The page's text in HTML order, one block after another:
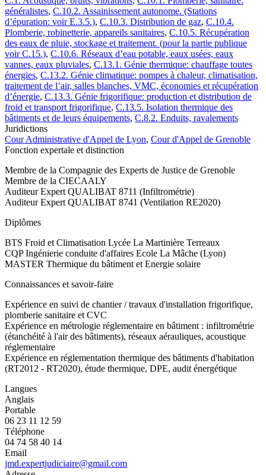
généralistes, C.10.2. Assainissement autonome. (Stations
d’épuration: voir E.3.5.), C.10.3. Distribution de gaz, C.10.4.
Plomberie, robinetterie, appareils sanitaires, C.10.5. Récupération
des eaux de pluie, stockage et traitement. (pour la partie publique
voir C.15.), C.10.6. Réseaux d’eau potable, eaux usées, eaux
vannes, eaux pluviales, C.13.1. Génie thermique: chauffage toutes
énergies, C.13.2. Génie climatique: pompes à chaleur, climatisation,
traitement de l’air, salles blanches, VMC, économies et récupération
d’énergie, C.13.3. Génie frigorifique: production et distribution de
froid et transport frigorifique, C.13.5. Isolation thermique des
bâtiments et de leurs équipements, C.8.2. Enduits, ravalements
Juridictions
Cour Administrative d'Appel de Lyon, Cour d'Appel de Grenoble
Fonction expertale et distinction
Membre de la Compagnie des Experts de Justice de Grenoble
Membre de la CIECAALY
Auditeur Expert QUALIBAT 8711 (Infiltrométrie)
Auditeur Expert QUALIBAT 8741 (Ventilation RE2020)
Diplômes
BTS Froid et Climatisation Lycée La Martinière Terreaux
CQP Ingénierie conduite d'affaires Ecole La Mâche (Lyon)
MASTER Thermique du bâtiment et Energie solaire
Connaissances et savoir-faire
Expérience en suivi de chantier / travaux d'installation frigorifique,
plomberie sanitaire et CVC
Expérience en métrologie réglementaire en bâtiment : infiltrométrie
(étanchéité à l'air des bâtiments), réseaux aérauliques, acoustique
réglementaire
Expérience en réglementation thermique des bâtiments d'habitation
(RT2012 - RT2020), étude thermique, DPE, audit énergétique
Langues
Anglais
Portable
06 23 11 12 59
Téléphone
04 74 58 40 14
Email
jmd.expertjudiciaire@gmail.com